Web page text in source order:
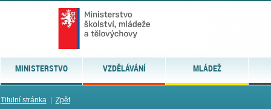
MINISTERSTVO VZDĚLÁVÁNÍ MLÁDEŽ
Titulní stránka| Zpět